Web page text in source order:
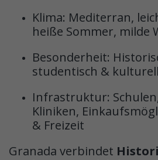
Klima: Mediterran,
heiße Sommer, milde
Besonderheit:
studentisch &
Infrastruktur:
Kliniken,
& Freizeit
Granada verbindet